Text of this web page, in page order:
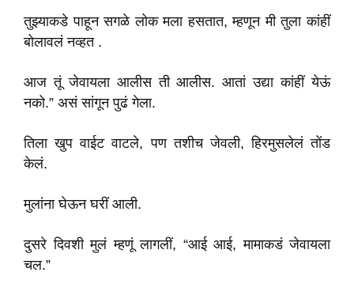
तुझ्याकडे पाहून सगळे लोक मला हसतात, म्हणून मी तुला कांहीं
बोलावलं नव्हत .
आज तूं जेवायला आलीस ती आलीस. आतां उद्या कांहीं येऊं
नको.” असं सांगून पुढं गेला.
तिला खुप वाईट वाटले, पण तशीच जेवली, हिरमुसलेलं तोंड
केलं.
मुलांना घेऊन घरीं आली.
दुसरे दिवशी मुलं म्हणूं लागलीं, “आई आई, मामाकडं जेवायला
चल.”